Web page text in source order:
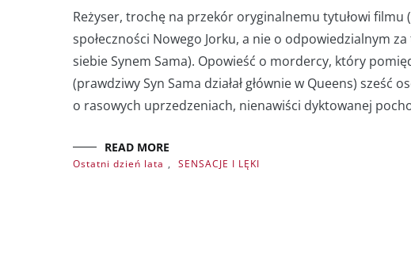
Reżyser, trochę na przekór oryginalnemu tytułowi
społeczności Nowego Jorku, a nie o odpowiedzialnym
siebie Synem Sama). Opowieść o mordercy, który
(prawdziwy Syn Sama działał głównie w Queens)
o rasowych uprzedzeniach, nienawiści dyktowanej
READ MORE
Ostatni dzień lata , SENSACJE I LĘKI